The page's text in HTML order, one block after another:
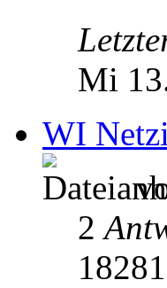
Mi
WI
2
18281